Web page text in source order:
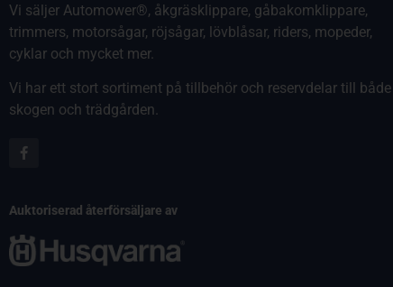
Vi säljer Automower®, åkgräsklippare, gåbakomklippare,
trimmers, motorsågar, röjsågar, lövblåsar, riders, mopeder,
cyklar och mycket mer.
Vi har ett stort sortiment på tillbehör och reservdelar till både
skogen och trädgården.
Auktoriserad återförsäljare av